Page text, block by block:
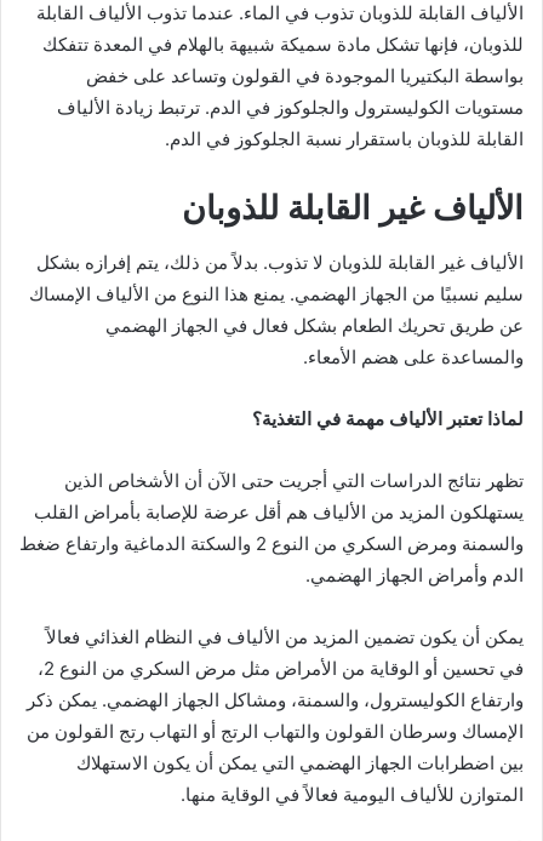
الألياف القابلة للذوبان تذوب في الماء. عندما تذوب الألياف القابلة
للذوبان، فإنها تشكل مادة سميكة شبيهة بالهلام في المعدة تتفكك
بواسطة البكتيريا الموجودة في القولون وتساعد على خفض
مستويات الكوليسترول والجلوكوز في الدم. ترتبط زيادة الألياف
القابلة للذوبان باستقرار نسبة الجلوكوز في الدم.
الألياف غير القابلة للذوبان
الألياف غير القابلة للذوبان لا تذوب. بدلاً من ذلك، يتم إفرازه بشكل
سليم نسبيًا من الجهاز الهضمي. يمنع هذا النوع من الألياف الإمساك
عن طريق تحريك الطعام بشكل فعال في الجهاز الهضمي
والمساعدة على هضم الأمعاء.
لماذا تعتبر الألياف مهمة في التغذية؟
تظهر نتائج الدراسات التي أجريت حتى الآن أن الأشخاص الذين
يستهلكون المزيد من الألياف هم أقل عرضة للإصابة بأمراض القلب
والسمنة ومرض السكري من النوع 2 والسكتة الدماغية وارتفاع ضغط
الدم وأمراض الجهاز الهضمي.
يمكن أن يكون تضمين المزيد من الألياف في النظام الغذائي فعالاً
في تحسين أو الوقاية من الأمراض مثل مرض السكري من النوع 2،
وارتفاع الكوليسترول، والسمنة، ومشاكل الجهاز الهضمي. يمكن ذكر
الإمساك وسرطان القولون والتهاب الرتج أو التهاب رتج القولون من
بين اضطرابات الجهاز الهضمي التي يمكن أن يكون الاستهلاك
المتوازن للألياف اليومية فعالاً في الوقاية منها.